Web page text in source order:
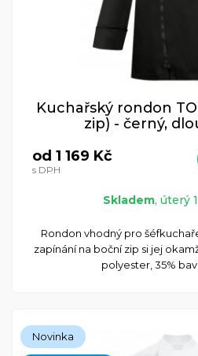
Kuchařský rondon
zip) - černý,
od 1 169 Kč
s DPH
Skladem, úterý
Rondon vhodný pro
zapínání na boční zip si jej
polyester, 35%
Novinka